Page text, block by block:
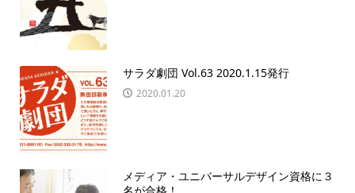
サラダ劇団 Vol.63 2020.1.15発行
2020.01.20
メディア・ユニバーサルデザイン資格に３